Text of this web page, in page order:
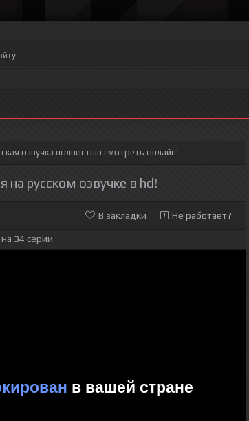
озвучка полностью смотреть онлайн!
на русском озвучке в hd!
В закладки Не работает?
34 серии